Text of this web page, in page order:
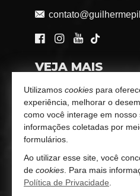
VEJA MAIS
Consultoria
trabalhe conosco
Indicadores
Imóveis Favoritos
Mapa de Imóveis
Utilizamos cookies para
experiência, melhorar o
como você interage em nosso
informações coletadas por
formulários.
Ao utilizar esse site, você
de cookies . Para mais
Política de Privacidade